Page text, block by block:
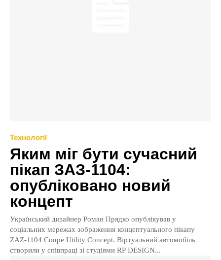
Технології
Яким міг бути сучасний
пікап ЗАЗ-1104:
опубліковано новий
концепт
Український дизайнер Роман Прядко опублікував у
соціальних мережах зображення концептуального пікапу
ZAZ-1104 Coupe Utility Concept. Віртуальний автомобіль
створили у співпраці зі студіями RP DESIGN...